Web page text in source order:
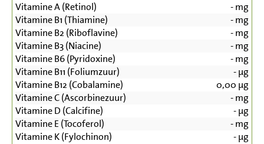
Vitamine A (Retinol) -mg
Vitamine B1 (Thiamine)
-mg
Vitamine B2 (Riboflavine)
-mg
Vitamine B3 (Niacine)
-mg
Vitamine B6 (Pyridoxine)
-mg
Vitamine B11 (Foliumzuur)
-µg
Vitamine B12 (Cobalamine)
0,00 µg
Vitamine C (Ascorbinezuur)
-mg
Vitamine D (Calcifine)
-µg
Vitamine E (Tocoferol)
-mg
Vitamine K (Fylochinon)
-µg